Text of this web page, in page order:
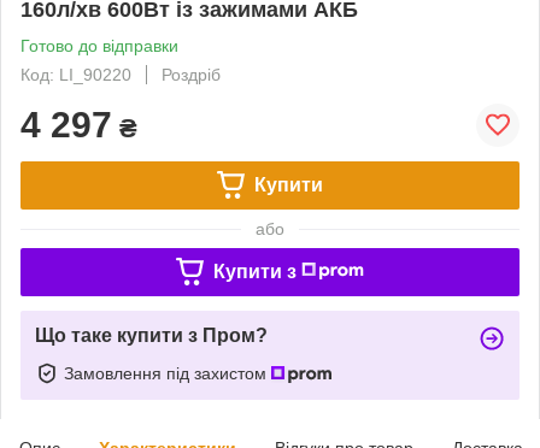
160л/хв 600Вт із зажимами АКБ
Готово до відправки
Код: LI_90220
Роздріб
4 297 ₴
Купити
або
Купити з
Що таке купити з Пром?
Замовлення під захистом